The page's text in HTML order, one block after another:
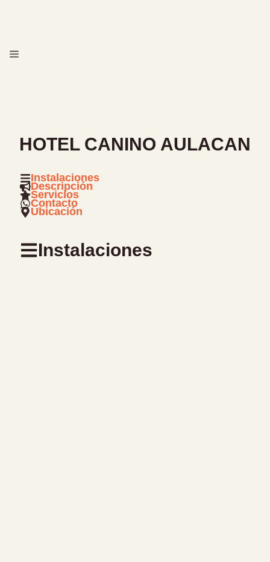
MENÚ
HOTEL CANINO AULACAN
Instalaciones
Descripción
Servicios
Contacto
Ubicación
Instalaciones